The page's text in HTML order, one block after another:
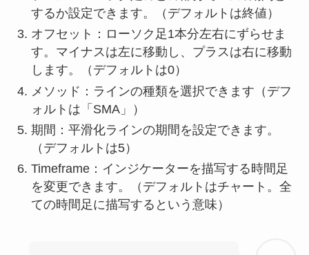
するか設定できます。（デフォルトは終値）
オフセット：ローソク足1本分左右にずらせま
す。マイナスは左に移動し、プラスは右に移動
します。（デフォルトは0）
メソッド：ラインの種類を選択できます（デフ
ォルトは「SMA」）
期間：平滑化ラインの期間を設定できます。
（デフォルトは5）
Timeframe：インジケーターを描写する時間足
を変更できます。（デフォルトはチャート。全
ての時間足に描写するという意味）